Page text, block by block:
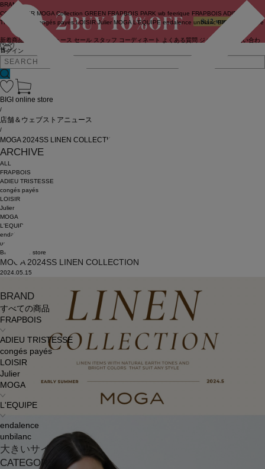
ログイン
BRAND
COUTURIER MOGA Collection GREEN FRAPBOIS PARK wb feerique FRAPBOIS ADIEU
TRISTESSE
congés payés LOISIR Julier MOGA L'EQUIPE endalence unbilanc BIGI online store
新着商品 ニュース セール スタッフ コーディネート よくある質問 ジャーナル
お問い合わ
せ
BRAND
すべての商品
FRAPBOIS
ADIEU TRISTESSE
congés payés
LOISIR
Julier
MOGA
L'EQUIPE
endalence
unbilanc
大きいサイズ
CATEGORY
BIGI online store
/
店舗＆ウェブストアニュース
/
MOGA 2024SS LINEN COLLECTION
ARCHIVE
ALL
FRAPBOIS
ADIEU TRISTESSE
congés payés
LOISIR
Julier
MOGA
L'EQUIPE
endalence
unbilanc
BIGI online store
MOGA 2024SS LINEN COLLECTION
2024.05.15